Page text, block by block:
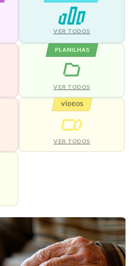
VER TODOS
PLANILHAS
VER TODOS
VÍDEOS
VER TODOS